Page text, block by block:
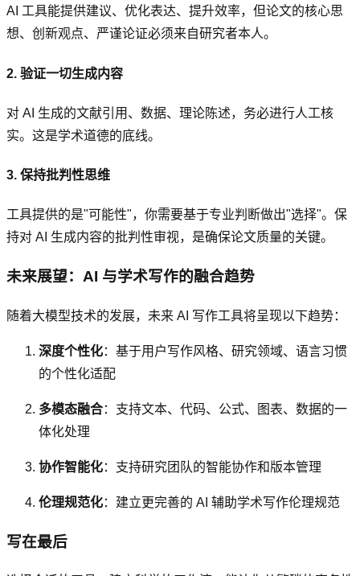
AI 工具能提供建议、优化表达、提升效率，但论文的核心思
想、创新观点、严谨论证必须来自研究者本人。
2. 验证一切生成内容
对 AI 生成的文献引用、数据、理论陈述，务必进行人工核
实。这是学术道德的底线。
3. 保持批判性思维
工具提供的是"可能性"，你需要基于专业判断做出"选择"。保
持对 AI 生成内容的批判性审视，是确保论文质量的关键。
未来展望：AI 与学术写作的融合趋势
随着大模型技术的发展，未来 AI 写作工具将呈现以下趋势：
深度个性化：基于用户写作风格、研究领域、语言习惯
的个性化适配
多模态融合：支持文本、代码、公式、图表、数据的一
体化处理
协作智能化：支持研究团队的智能协作和版本管理
伦理规范化：建立更完善的 AI 辅助学术写作伦理规范
写在最后